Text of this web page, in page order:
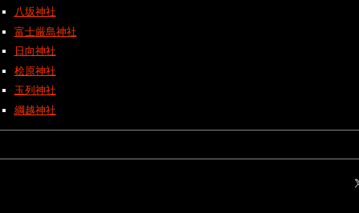
八坂神社
富士厳島神社
日向神社
桧原神社
玉列神社
綱越神社